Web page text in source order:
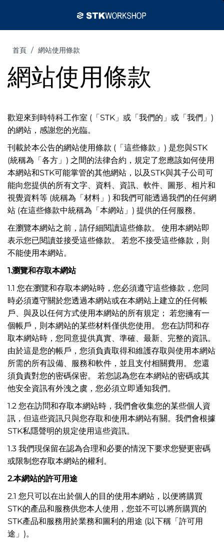
首頁 網站使用條款
網站使用條款
歡迎來到時特科工作室 (「STK」或「我們的」或「我們」)
的網站，感謝您的光臨。
刊載於本公告的網站使用條款 (「這些條款」) 是您與STK
(統稱為「各方」) 之間的法律合約，規定了您應該如何使用
本網站和STK可能掌管的其他網站，以及STK與其子公司可
能向您提供的所有文字、資料、資訊、軟件、圖形、相片和
視覺資料等 (統稱為「材料」) 和我們可能透過我們的任何網
站 (在這些條款中統稱為「本網站」) 提供的任何服務。
在瀏覽本網站之前，請仔細閱讀這些條款。 使用本網站即
表示您已閱讀並接受這些條款。 若您不接受這些條款，則
不能使用本網站。
1.瀏覽和存取本網站
1.1 您在瀏覽和存取本網站時，您必須遵守這些條款，您同
時必須遵守關於您透過本網站或在本網站上建立的任何帳
戶、與及以任何方式使用本網站的所有規定； 若您擁有一
個帳戶，則本網站的某些材料僅供您使用。 您在訪問和存
取本網站時，您同意提供真實、準確、最新、完整的資訊。
由於這是您的帳戶，您須負責取得和維護存取與使用本網站
所需的所有設備、服務和軟件，並且支付相關費用。 您還
須負責對您的密碼保密。 若您認為您在本網站的密碼或其
他安全資訊有外洩之虞，您必須立即通知我們。
1.2 您在訪問和存取本網站時，我們會收集您的某些個人資
訊，但這些資訊只與您存取和使用本網站有關。我們會根據
STK私隱聲明的規定使用這些資訊。
1.3 我們現保留在認為合理和必要的情況下要求您變更密碼
或限制您存取本網站的權利。
2.本網站的許可用途
2.1 您只可以在出於個人的目的使用本網站，以便將購買
STK的產品和服務供您本人使用，您並不可以將所購買的
STK產品和服務用於業務和圖利的用途 (以下稱「許可用
途」)。